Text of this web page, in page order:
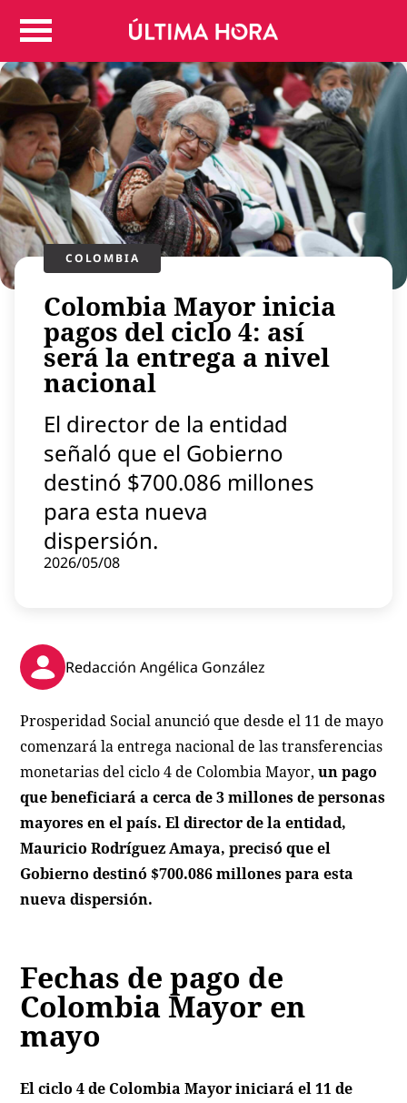
Colombia
Judicial
Politica
Regiones
Deportes
Positivas
Entretenimiento
Vida
Mundo
Virales
Tecnología
Economía
Estilo de vida
Contenido patrocinado
Instagram
COLOMBIA
Colombia Mayor inicia
pagos del ciclo 4: así
será la entrega a nivel
nacional
El director de la entidad
señaló que el Gobierno
destinó $700.086 millones
para esta nueva
dispersión.
2026/05/08
Redacción Angélica González
Prosperidad Social anunció que desde el 11 de mayo
comenzará la entrega nacional de las transferencias
monetarias del ciclo 4 de Colombia Mayor,un pago
que beneficiará a cerca de 3 millones de personas
mayores en el país. El director de la entidad,
Mauricio Rodríguez Amaya, precisó que el
Gobierno destinó $700.086 millones para esta
nueva dispersión.
Fechas de pago de
Colombia Mayor en
mayo
El ciclo 4 de Colombia Mayor iniciará el 11 de